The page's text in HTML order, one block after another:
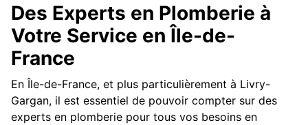
Des Experts en Plomberie à
Votre Service en Île-de-
France
En Île-de-France, et plus particulièrement à Livry-
Gargan, il est essentiel de pouvoir compter sur des
experts en plomberie pour tous vos besoins en